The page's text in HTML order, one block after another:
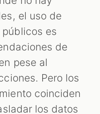
el uso de
es
de
pese al
Pero los
coinciden
los datos